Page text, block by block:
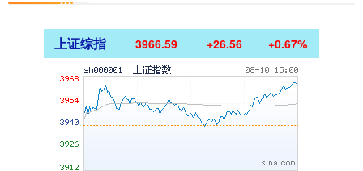
上证综指 3966.59 +26.56 +0.67%